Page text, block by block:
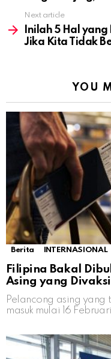
Next article
Inilah 5 Hal
Jika Kita Tidak
YOU
Berita INTERNASIONAL
Filipina Bakal
Asing yang
Pelancong asing
masuk mulai 16